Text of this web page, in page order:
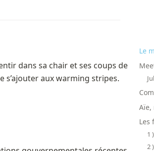
dans sa chair et ses coups de
s’ajouter aux warming stripes.
Le
Aïe,
Les
1
2